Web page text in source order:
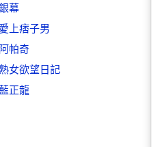
幕
愛上痞子男
阿帕奇
女欲望日記
正龍